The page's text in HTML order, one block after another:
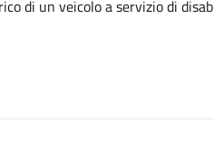
di un veicolo a servizio di